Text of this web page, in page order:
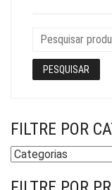
PESQUISAR
FILTRE POR